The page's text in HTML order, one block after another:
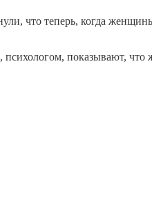
что теперь, когда
показывают,